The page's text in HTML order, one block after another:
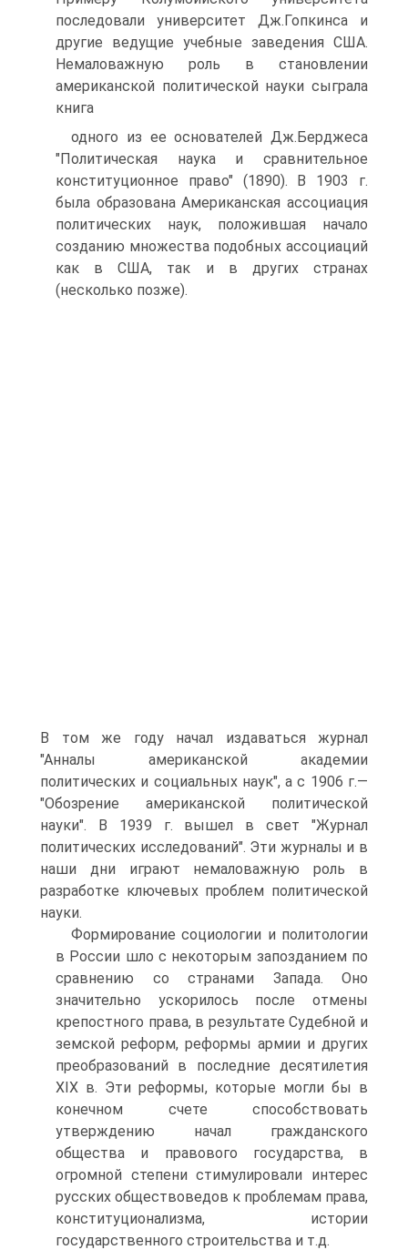
последовали университет Дж.Гопкинса и
другие ведущие учебные заведения США.
Немаловажную роль в становлении
американской политической науки сыграла
книга
одного из ее основателей Дж.Берджеса
"Политическая наука и сравнительное
конституционное право" (1890). В 1903 г.
была образована Американская ассоциация
политических наук, положившая начало
созданию множества подобных ассоциаций
как в США, так и в других странах
(несколько позже).
В том же году начал издаваться журнал
"Анналы американской академии
политических и социальных наук", а с 1906 г.—
"Обозрение американской политической
науки". В 1939 г. вышел в свет "Журнал
политических исследований". Эти журналы и в
наши дни играют немаловажную роль в
разработке ключевых проблем политической
науки.
Формирование социологии и политологии
в России шло с некоторым запозданием по
сравнению со странами Запада. Оно
значительно ускорилось после отмены
крепостного права, в результате Судебной и
земской реформ, реформы армии и других
преобразований в последние десятилетия
XIX в. Эти реформы, которые могли бы в
конечном счете способствовать
утверждению начал гражданского
общества и правового государства, в
огромной степени стимулировали интерес
русских обществоведов к проблемам права,
конституционализма, истории
государственного строительства и т.д.